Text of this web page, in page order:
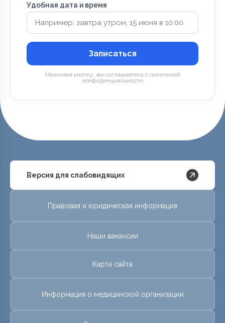
Удобная дата и время
Записаться
Нажимая кнопку, вы соглашаетесь с политикой
конфиденциальности
Версия для слабовидящих
Правовая и юридическая информация
Наши вакансии
Карта сайта
Информация о медицинской организации